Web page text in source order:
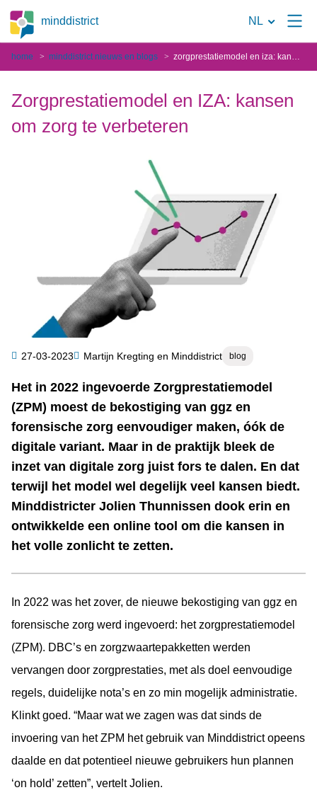
minddistrict
Naar
de
NL
home minddistrict nieuws en blogs zorgprestatiemodel en iza: kansen om zorg te verbeteren
Zorgprestatiemodel en IZA: kansen
om zorg te verbeteren
27-03-2023 Martijn Kregting en MinddistrictCategorie
blog
Samenvatting
Het in 2022 ingevoerde Zorgprestatiemodel
(ZPM) moest de bekostiging van ggz en
forensische zorg eenvoudiger maken, óók de
digitale variant. Maar in de praktijk bleek de
inzet van digitale zorg juist fors te dalen. En dat
terwijl het model wel degelijk veel kansen biedt.
Minddistricter Jolien Thunnissen dook erin en
ontwikkelde een online tool om die kansen in
het volle zonlicht te zetten.
In 2022 was het zover, de nieuwe bekostiging van ggz en
forensische zorg werd ingevoerd: het zorgprestatiemodel
(ZPM). DBC’s en zorgzwaartepakketten werden
vervangen door zorgprestaties, met als doel eenvoudige
regels, duidelijke nota’s en zo min mogelijk administratie.
Klinkt goed. “Maar wat we zagen was dat sinds de
invoering van het ZPM het gebruik van Minddistrict opeens
daalde en dat potentieel nieuwe gebruikers hun plannen
‘on hold’ zetten”, vertelt Jolien.